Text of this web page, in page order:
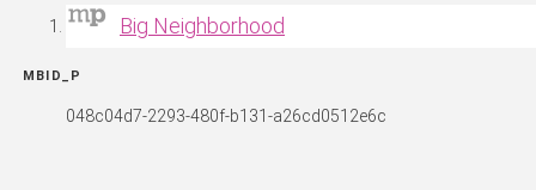
Big Neighborhood
MBID_P
048c04d7-2293-480f-b131-a26cd0512e6c